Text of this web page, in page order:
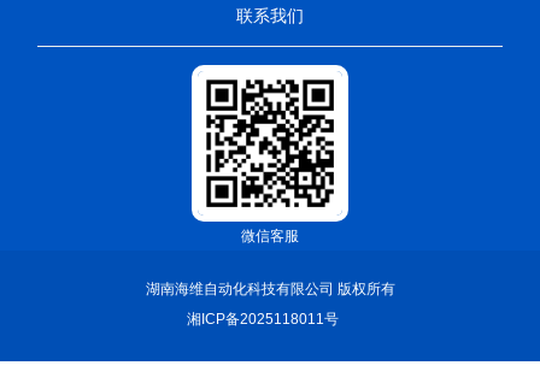
联系我们
微信客服
湖南海维自动化科技有限公司 版权所有
湘ICP备2025118011号